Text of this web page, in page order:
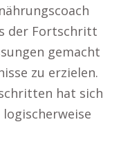
der Fortschritt
gemacht
zu erzielen.
hat sich